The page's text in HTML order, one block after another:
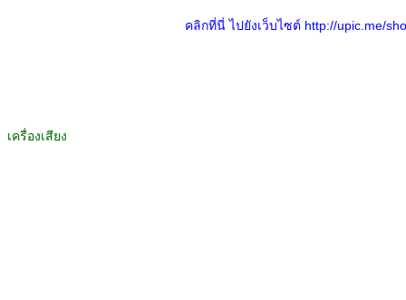
คลิกที่นี่ ไปยังเว็บไซต์ http://upic.me/
เครื่องเสียง